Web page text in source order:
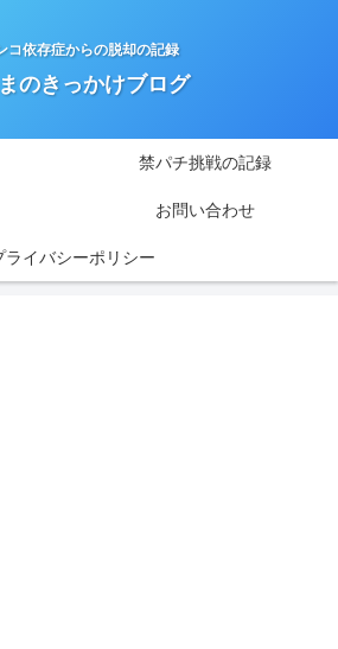
コ依存症からの脱却の記録
のきっかけブログ
禁パチ挑戦の記録
お問い合わせ
ライバシーポリシー